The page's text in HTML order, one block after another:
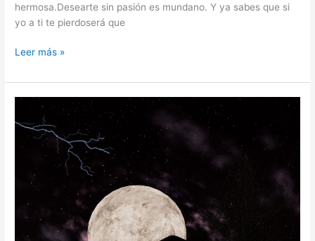
hermosa.Desearte sin pasión es mundano. Y ya sabes que si
yo a ti te pierdoserá que
Leer más »
luna
el